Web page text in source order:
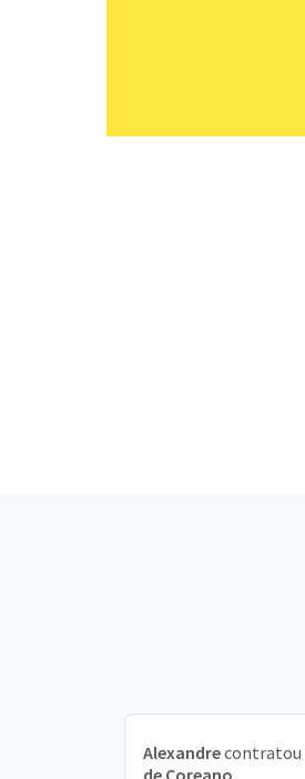
Alexandrecontratou
de Coreano